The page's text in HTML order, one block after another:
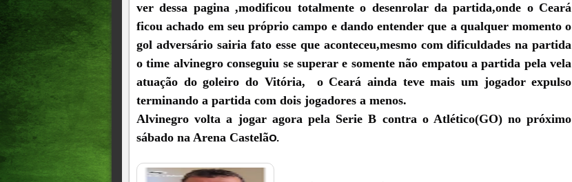
ver dessa pagina ,modificou totalmente o desenrolar da partida,onde o Ceará
ficou achado em seu próprio campo e dando entender que a qualquer momento o
gol adversário sairia fato esse que aconteceu,mesmo com dificuldades na partida
o time alvinegro conseguiu se superar e somente não empatou a partida pela vela
atuação do goleiro do Vitória,  o Ceará ainda teve mais um jogador expulso
terminando a partida com dois jogadores a menos.
Alvinegro volta a jogar agora pela Serie B contra o Atlético(GO) no próximo
sábado na Arena CastelãO.